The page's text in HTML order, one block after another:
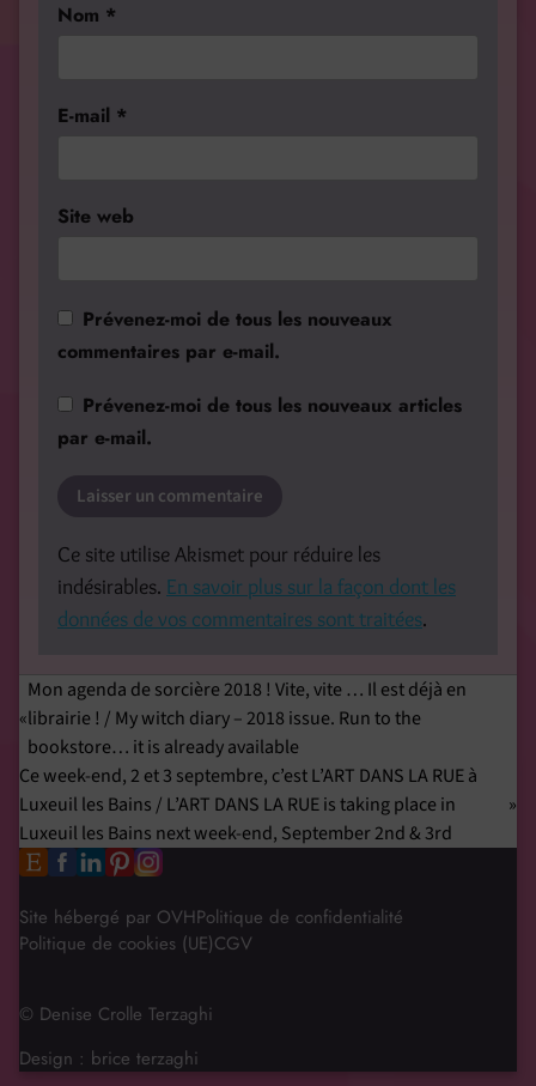
Nom *
E-mail *
Site web
Prévenez-moi de tous les nouveaux
commentaires par e-mail.
Prévenez-moi de tous les nouveaux articles
par e-mail.
Ce site utilise Akismet pour réduire les
indésirables. En savoir plus sur la façon dont les
données de vos commentaires sont traitées.
Mon agenda de sorcière 2018 ! Vite, vite … Il est déjà en
librairie ! / My witch diary – 2018 issue. Run to the
bookstore… it is already available
Ce week-end, 2 et 3 septembre, c’est L’ART DANS LA RUE à
Luxeuil les Bains / L’ART DANS LA RUE is taking place in
Luxeuil les Bains next week-end, September 2nd & 3rd
Site hébergé par OVHPolitique de confidentialité
Politique de cookies (UE)CGV
© Denise Crolle Terzaghi
Design : brice terzaghi